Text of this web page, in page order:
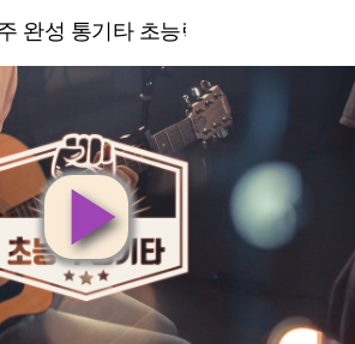
완성 통기타 초능력 통기타 [중급+
영